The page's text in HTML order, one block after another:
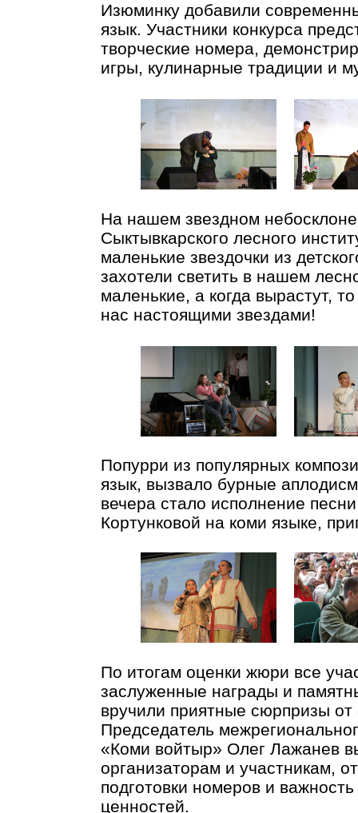
Изюминку добавили
язык. Участники конкурса
творческие номера,
игры, кулинарные традиции и
На нашем звездном
Сыктывкарского лесного
маленькие звездочки из
захотели светить в нашем
маленькие, а когда вырастут,
нас настоящими звездами!
Попурри из популярных
язык, вызвало бурные
вечера стало исполнение
Кортунковой на коми языке,
По итогам оценки жюри все
заслуженные награды и
вручили приятные сюрпризы
Председатель
«Коми войтыр» Олег Лажанев
организаторам и участникам,
подготовки номеров и
ценностей.